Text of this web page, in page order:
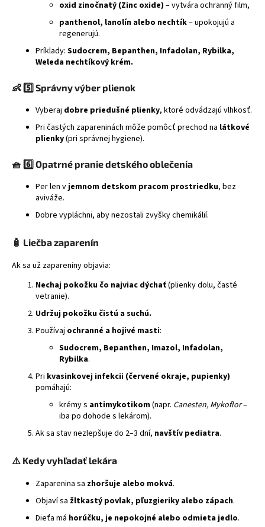
oxid zinočnatý (Zinc oxide) – vytvára ochranný film,
panthenol, lanolín alebo nechtík– upokojujú a
regenerujú.
Príklady: Sudocrem, Bepanthen, Infadolan, Rybilka,
Weleda nechtíkový krém.
👶 5️⃣ Správny výber plienok
Vyberaj dobre priedušné plienky, ktoré odvádzajú vlhkosť.
Pri častých zapareninách môže pomôcť prechod na látkové
plienky(pri správnej hygiene).
🧺 6️⃣ Opatrné pranie detského oblečenia
Per len vjemnom detskom pracom prostriedku, bez
aviváže.
Dobre vypláchni, aby nezostali zvyšky chemikálií.
🧴 Liečba zaparenín
Ak sa už zapareniny objavia:
Nechaj pokožku čo najviac dýchať(plienky dolu, časté
vetranie).
Udržuj pokožku čistú a suchú.
Používaj ochranné a hojivé masti:
Sudocrem, Bepanthen, Imazol, Infadolan,
Rybilka.
Pri kvasinkovej infekcii (červené okraje, pupienky)
pomáhajú:
krémy s antimykotikom(napr. Canesten, Mykoflor–
iba po dohode s lekárom).
Ak sa stav nezlepšuje do 2–3 dní, navštív pediatra.
⚠️ Kedy vyhľadať lekára
Zaparenina sa zhoršuje alebo mokvá.
Objaví sa žltkastý povlak, pľuzgieriky alebo zápach.
Dieťa má horúčku, je nepokojné alebo odmieta jedlo.